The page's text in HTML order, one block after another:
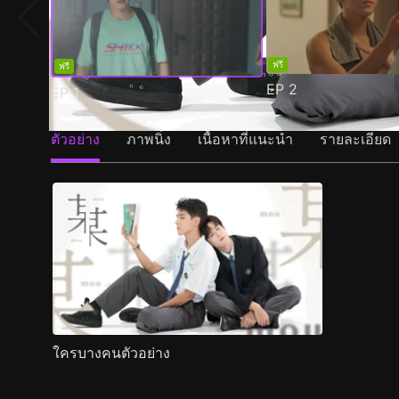
ฟรี
EP1
ฟรี
EP 2
ตัวอย่าง ภาพนิ่ง เนื้อหาที่แนะนำ รายละเอียด
ใครบางคนตัวอย่าง